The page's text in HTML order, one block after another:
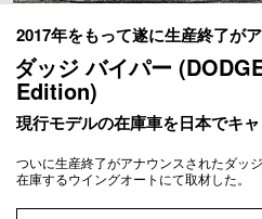
2017年をもって遂に生産終了が
ダッジ バイパー
Edition)
現行モデルの在庫車を日本でキ
ついに生産終了がアナウンスされたダッ
在庫するウイングオートにて取材した。